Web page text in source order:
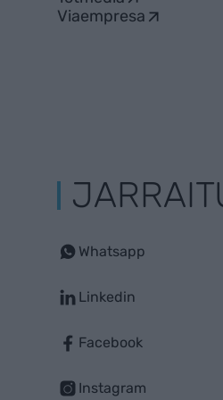
Viaempresa
Whatsapp
Linkedin
Facebook
Instagram